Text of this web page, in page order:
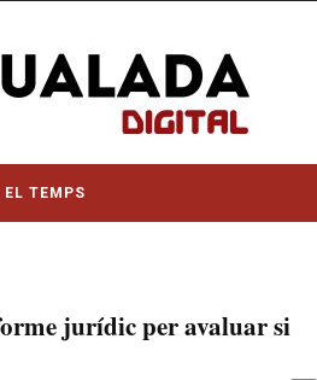
EL TEMPS
jurídic per avaluar si